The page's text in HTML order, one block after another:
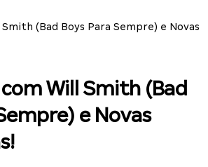
(Bad Boys Para Sempre) e Novas
Will Smith (Bad
e Novas